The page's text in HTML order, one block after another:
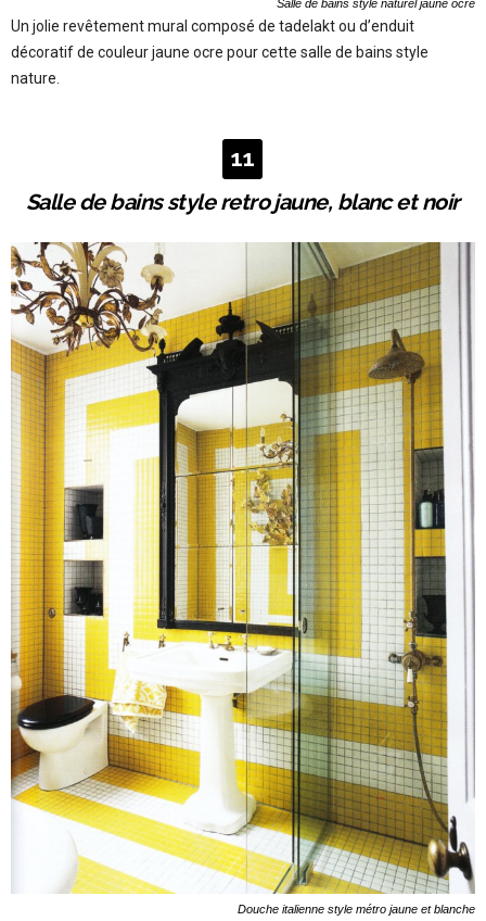
Salle de bains style naturel jaune ocre
Un jolie revêtement mural composé de tadelakt ou d’enduit
décoratif de couleur jaune ocre pour cette salle de bains style
nature.
11
Salle de bains style retro jaune, blanc et noir
Douche italienne style métro jaune et blanche